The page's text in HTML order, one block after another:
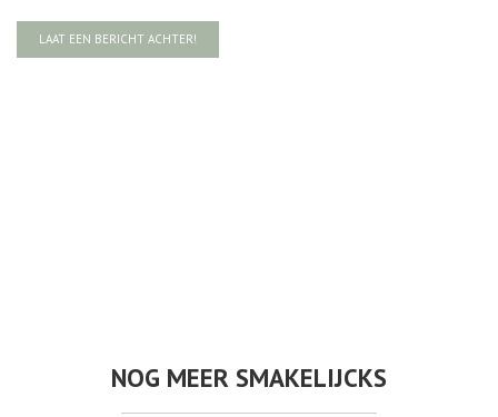
LAAT EEN BERICHT ACHTER!
NOG MEER SMAKELIJCKS